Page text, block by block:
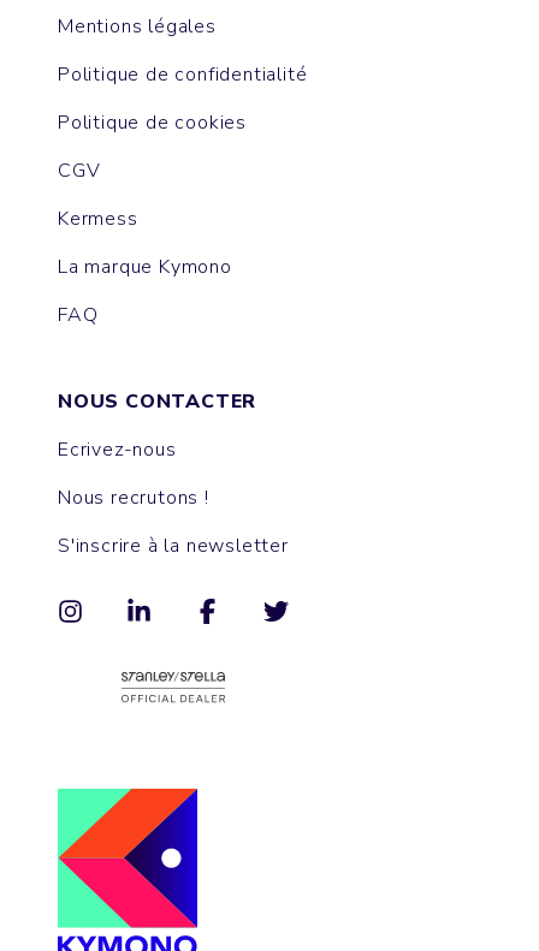
Mentions légales
Politique de confidentialité
Politique de cookies
CGV
Kermess
La marque Kymono
FAQ
NOUS CONTACTER
Ecrivez-nous
Nous recrutons !
S'inscrire à la newsletter